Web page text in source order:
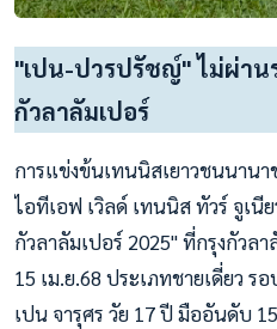
"เปน-ปวรปรัชญ์" ไม่ผ่าน
กัวลาลัมเปอร์
การแข่งข้นเทนนิสเยาวชนนาน
ไอทีเอฟ เวิลด์ เทนนิส ทัวร์ จูเนีย
กัวลาลัมเปอร์ 2025" ที่กรุงกัวล
15 เม.ย.68 ประเภทชายเดี่ยว
เปน จารุศร วัย 17 ปี มืออันดับ